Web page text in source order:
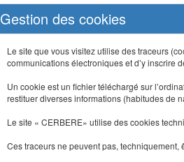
Gestion des cookies
Le site que vous visitez utilise des traceurs
communications électroniques et d’y inscrire
Un cookie est un fichier téléchargé sur
restituer diverses informations (habitudes de
Le site « CERBERE» utilise des cookies
Ces traceurs ne peuvent pas, techniquement,